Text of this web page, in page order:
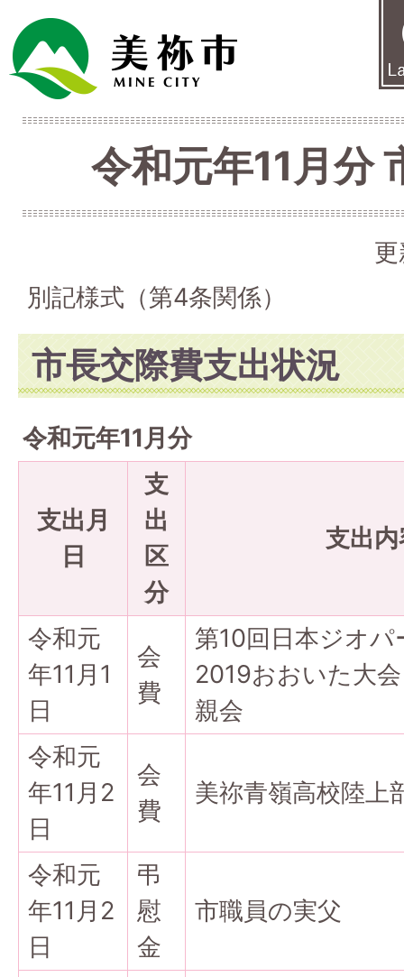
令和元年11月分
別記様式（第4条関係）
市長交際費支出状況
令和元年11月分
支出月
日
支
出
区
分
支出
令和元
年11月1
日
会
費
第10回日本ジオパ
2019おおいた大
親会
令和元
年11月2
日
会
費
美祢青嶺高校陸上
令和元
年11月2
日
弔
慰
金
市職員の実父